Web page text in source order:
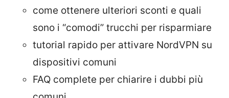
come ottenere ulteriori sconti e quali
sono i “comodi” trucchi per risparmiare
tutorial rapido per attivare NordVPN su
dispositivi comuni
FAQ complete per chiarire i dubbi più